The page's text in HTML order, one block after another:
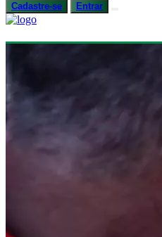
Cadastre-se Entrar